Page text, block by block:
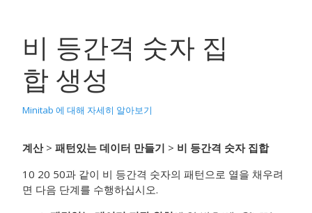
비 등간격 숫자 집
합 생성
Minitab 에 대해 자세히 알아보기
계산> 패턴있는 데이터 만들기 > 비 등간격 숫자 집합
10 20 50과 같이 비 등간격 숫자의 패턴으로 열을 채우려
면 다음 단계를 수행하십시오.